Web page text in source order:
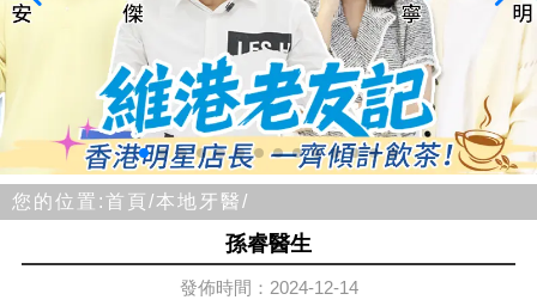
您的位置:首頁/本地牙醫/
孫睿醫生
發佈時間：2024-12-14